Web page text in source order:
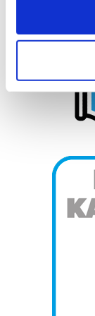
Collect
meters
Identify
specific
Find out more
and set your
prozesatzen
teknologia
neurtzeko,
produktuak
erabiltzen
Bazkide
interes